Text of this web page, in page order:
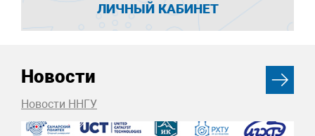
ЛИЧНЫЙ КАБИНЕТ
Новости
Новости ННГУ